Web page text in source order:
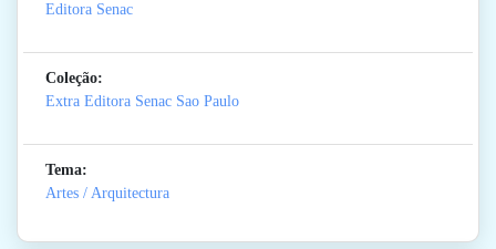
Editora Senac
Coleção:
Extra Editora Senac Sao Paulo
Tema:
Artes / Arquitectura